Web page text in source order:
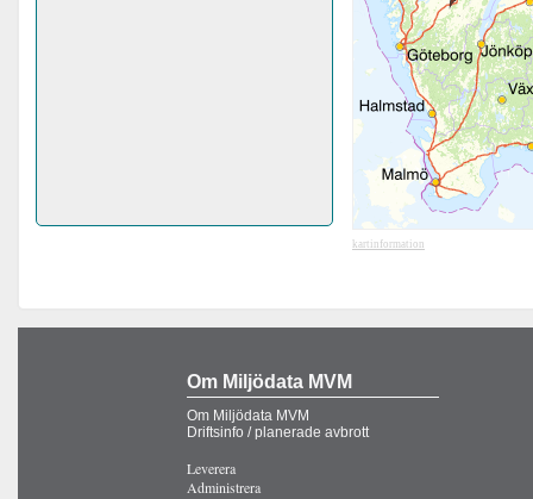
kartinformation
Om Miljödata MVM
Om Miljödata MVM
Driftsinfo / planerade avbrott
Leverera
Administrera